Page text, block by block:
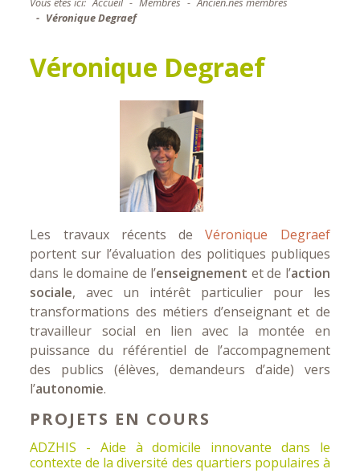
Véronique Degraef
Véronique Degraef
Les travaux récents deVéronique Degraef
portent sur l’évaluation des politiques publiques
dans le domaine de l’enseignement et de l’action
sociale, avec un intérêt particulier pour les
transformations des métiers d’enseignant et de
travailleur social en lien avec la montée en
puissance du référentiel de l’accompagnement
des publics (élèves, demandeurs d’aide) vers
l’autonomie.
PROJETS EN COURS
ADZHIS - Aide à domicile innovante dans le
contexte de la diversité des quartiers populaires à